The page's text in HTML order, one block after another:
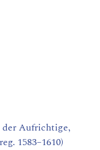
Aufrichtige,
1583–1610)